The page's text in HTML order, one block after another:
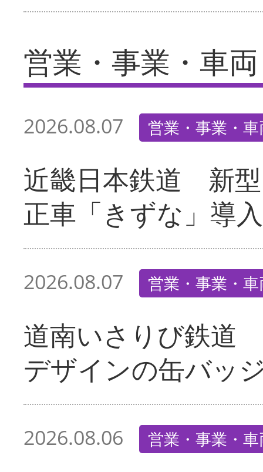
営業・事業・車両
2026.08.07 営業・事業・
近畿日本鉄道 新
正車「きずな」導入
2026.08.07 営業・事業・
道南いさりび鉄道
デザインの缶バッ
2026.08.06 営業・事業・